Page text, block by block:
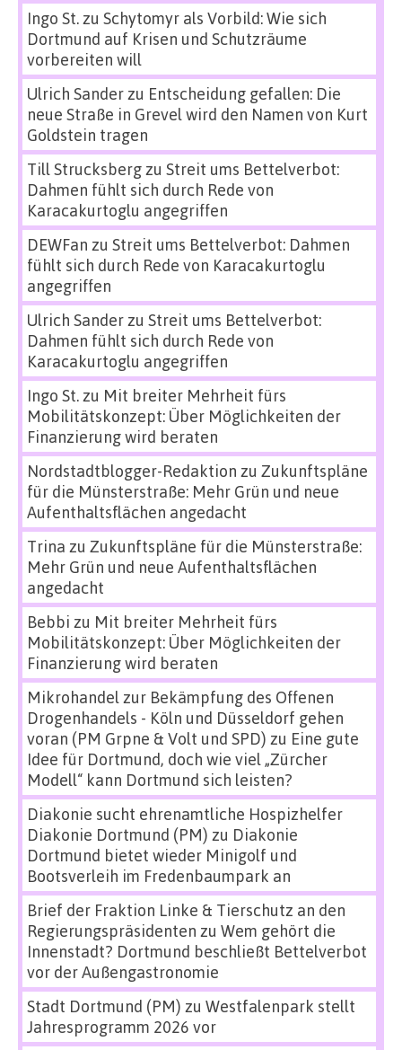
Ingo St.zu Schytomyr als Vorbild: Wie sich
Dortmund auf Krisen und Schutzräume
vorbereiten will
Ulrich Sanderzu Entscheidung gefallen: Die
neue Straße in Grevel wird den Namen von Kurt
Goldstein tragen
Till Strucksbergzu Streit ums Bettelverbot:
Dahmen fühlt sich durch Rede von
Karacakurtoglu angegriffen
DEWFan zu Streit ums Bettelverbot: Dahmen
fühlt sich durch Rede von Karacakurtoglu
angegriffen
Ulrich Sanderzu Streit ums Bettelverbot:
Dahmen fühlt sich durch Rede von
Karacakurtoglu angegriffen
Ingo St.zu Mit breiter Mehrheit fürs
Mobilitätskonzept: Über Möglichkeiten der
Finanzierung wird beraten
Nordstadtblogger-Redaktion zu Zukunftspläne
für die Münsterstraße: Mehr Grün und neue
Aufenthaltsflächen angedacht
Trina zu Zukunftspläne für die Münsterstraße:
Mehr Grün und neue Aufenthaltsflächen
angedacht
Bebbi zu Mit breiter Mehrheit fürs
Mobilitätskonzept: Über Möglichkeiten der
Finanzierung wird beraten
Mikrohandel zur Bekämpfung des Offenen
Drogenhandels - Köln und Düsseldorf gehen
voran (PM Grpne & Volt und SPD) zu Eine gute
Idee für Dortmund, doch wie viel „Zürcher
Modell“ kann Dortmund sich leisten?
Diakonie sucht ehrenamtliche Hospizhelfer
Diakonie Dortmund (PM) zu Diakonie
Dortmund bietet wieder Minigolf und
Bootsverleih im Fredenbaumpark an
Brief der Fraktion Linke & Tierschutz an den
Regierungspräsidenten zu Wem gehört die
Innenstadt? Dortmund beschließt Bettelverbot
vor der Außengastronomie
Stadt Dortmund (PM) zu Westfalenpark stellt
Jahresprogramm 2026 vor